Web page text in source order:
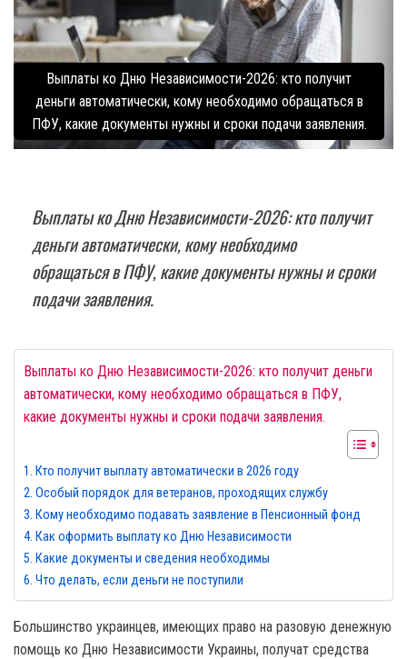
Выплаты ко Дню Независимости-2026: кто получит
деньги автоматически, кому необходимо обращаться в
ПФУ, какие документы нужны и сроки подачи заявления.
Выплаты ко Дню Независимости-2026: кто получит
деньги автоматически, кому необходимо
обращаться в ПФУ, какие документы нужны и сроки
подачи заявления.
Выплаты ко Дню Независимости-2026: кто получит деньги
автоматически, кому необходимо обращаться в ПФУ,
какие документы нужны и сроки подачи заявления.
Кто получит выплату автоматически в 2026 году
Особый порядок для ветеранов, проходящих службу
Кому необходимо подавать заявление в Пенсионный фонд
Как оформить выплату ко Дню Независимости
Какие документы и сведения необходимы
Что делать, если деньги не поступили
Большинство украинцев, имеющих право на разовую денежную
помощь ко Дню Независимости Украины, получат средства